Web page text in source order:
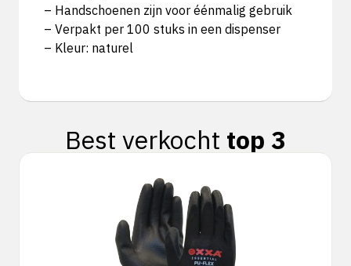
– Handschoenen zijn voor éénmalig gebruik
– Verpakt per 100 stuks in een dispenser
– Kleur: naturel
Best verkocht top 3